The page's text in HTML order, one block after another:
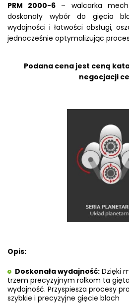
PRM 2000-6 – walcarka
doskonały wybór do gięcia
wydajności i łatwości obsługi,
jednocześnie optymalizując
Podana cena jest ceną
negocjacji
Opis:
Doskonała wydajność: Dzięki
trzem precyzyjnym rolkom ta
wydajność. Przyspiesza procesy
szybkie i precyzyjne gięcie blach